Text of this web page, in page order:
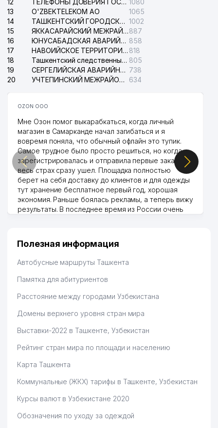
12 ТЕЛЕФОНЫ ДОВЕРИЯ ГОСУДАРСТВЕННОГО ЦЕНТРА ТЕСТИРОВАНИЯ 1080
13
O'ZBEKTELEKOM АО
1065
14
ТАШКЕНТСКИЙ ГОРОДСКОЙ СУД ПО ГРАЖДАНСКИМ ДЕЛАМ 1002
15
ЯККАСАРАЙСКИЙ МЕЖРАЙОННЫЙ СУД ПО ГРАЖДАНСКИМ ДЕЛАМ887
16
ЮНУСАБАДСКАЯ АВАРИЙНАЯ СЛУЖБА ЭЛЕКТРОСЕТИ 858
17
НАВОИЙСКОЕ ТЕРРИТОРИАЛЬНОЕ ПРЕДПРИЯТИЕ ЭЛЕКТРОСЕТИ АО 818
18
Ташкентский следственный изолятор 805
19
СЕРГЕЛИЙСКАЯ АВАРИЙНАЯ СЛУЖБА ЭЛЕКТРОСЕТИ 738
20
УЧТЕПИНСКИЙ МЕЖРАЙОННЫЙ СУД ПО ГРАЖДАНСКИМ ДЕЛАМ 634
OZON ООО
Мне Озон помог выкарабкаться, когда личный
магазин в Самарканде начал загибаться и я
вовремя поняла, что обычный офлайн это тупик.
Самое трудное было просто решиться, но когда
зарегистрировалась и отправила первые заказы,
весь страх сразу ушел. Площадка полностью
берет на себя доставку до клиентов и для одежды
тут хранение бесплатное первый год, хорошая
экономия. Раньше боялась рекламы, а теперь вижу
результаты. В последнее время из России очень
Hamida 03.08.2026 12:45:39
Полезная информация
Автобусные маршруты Ташкента
Памятка для абитуриентов
Расстояние между городами Узбекистана
Домены верхнего уровня стран мира
Выставки-2022 в Ташкенте, Узбекистан
Рейтинг стран мира по площади и населению
Карта Ташкента
Коммунальные (ЖКХ) тарифы в Ташкенте, Узбекистан
Курсы валют в Узбекистане 2020
Обозначения по уходу за одеждой